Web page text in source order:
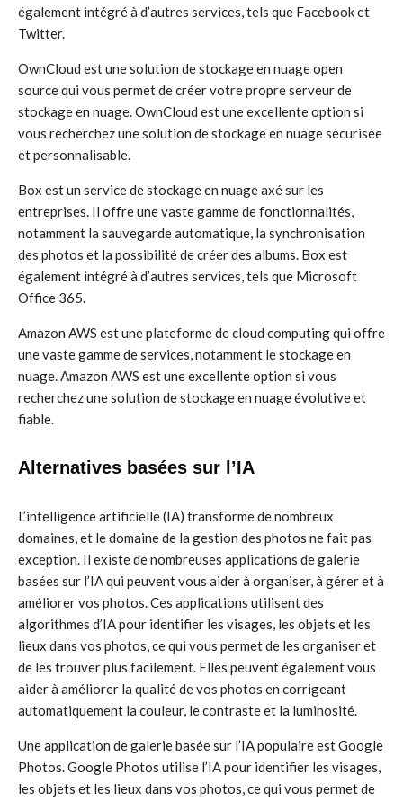
également intégré à d’autres services, tels que Facebook et
Twitter.
OwnCloud est une solution de stockage en nuage open
source qui vous permet de créer votre propre serveur de
stockage en nuage. OwnCloud est une excellente option si
vous recherchez une solution de stockage en nuage sécurisée
et personnalisable.
Box est un service de stockage en nuage axé sur les
entreprises. Il offre une vaste gamme de fonctionnalités,
notamment la sauvegarde automatique, la synchronisation
des photos et la possibilité de créer des albums. Box est
également intégré à d’autres services, tels que Microsoft
Office 365.
Amazon AWS est une plateforme de cloud computing qui offre
une vaste gamme de services, notamment le stockage en
nuage. Amazon AWS est une excellente option si vous
recherchez une solution de stockage en nuage évolutive et
fiable.
Alternatives basées sur l’IA
L’intelligence artificielle (IA) transforme de nombreux
domaines, et le domaine de la gestion des photos ne fait pas
exception. Il existe de nombreuses applications de galerie
basées sur l’IA qui peuvent vous aider à organiser, à gérer et à
améliorer vos photos. Ces applications utilisent des
algorithmes d’IA pour identifier les visages, les objets et les
lieux dans vos photos, ce qui vous permet de les organiser et
de les trouver plus facilement. Elles peuvent également vous
aider à améliorer la qualité de vos photos en corrigeant
automatiquement la couleur, le contraste et la luminosité.
Une application de galerie basée sur l’IA populaire est Google
Photos. Google Photos utilise l’IA pour identifier les visages,
les objets et les lieux dans vos photos, ce qui vous permet de